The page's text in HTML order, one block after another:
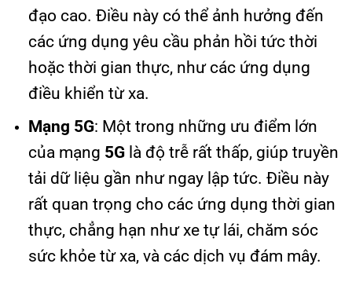
đạo cao. Điều này có thể ảnh hưởng đến
các ứng dụng yêu cầu phản hồi tức thời
hoặc thời gian thực, như các ứng dụng
điều khiển từ xa.
Mạng 5G: Một trong những ưu điểm lớn
của mạng 5Glà độ trễ rất thấp, giúp truyền
tải dữ liệu gần như ngay lập tức. Điều này
rất quan trọng cho các ứng dụng thời gian
thực, chẳng hạn như xe tự lái, chăm sóc
sức khỏe từ xa, và các dịch vụ đám mây.